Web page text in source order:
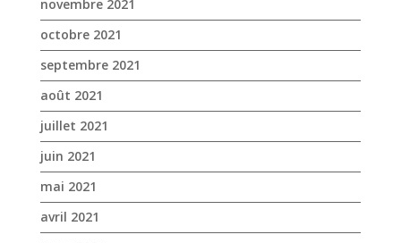
juin 2021
mai 2021
avril 2021
mars 2021
février 2021
janvier 2021
novembre 2020
octobre 2020